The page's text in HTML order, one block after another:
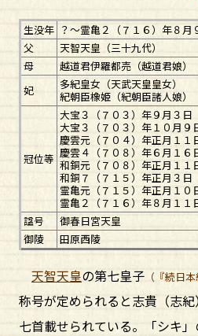
生没年 ？～霊亀２（７１６）年８月
父
天智天皇（三十九代）
母
越道君伊羅都売（越道君娘）
妃
多紀皇女（天武天皇皇女）
紀朝臣橡姫（紀朝臣諸人娘）
冠位等
大宝３（７０３）年９月３
大宝３（７０３）年１０月
慶雲元（７０４）年正月１
慶雲４（７０８）年６月１
和銅元（７０８）年正月１
和銅７（７１５）年正月３
霊亀元（７１５）年正月１
霊亀２（７１６）年８月１
諡号
御春日宮天皇
御陵
田原西陵
天智天皇の第七皇子 （『続日本
称号が定められると志貴（志紀
七首載せられている。「シキ